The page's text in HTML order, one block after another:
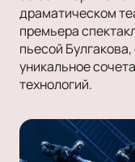
драматическом
премьера
пьесой
уникальное
технологий.